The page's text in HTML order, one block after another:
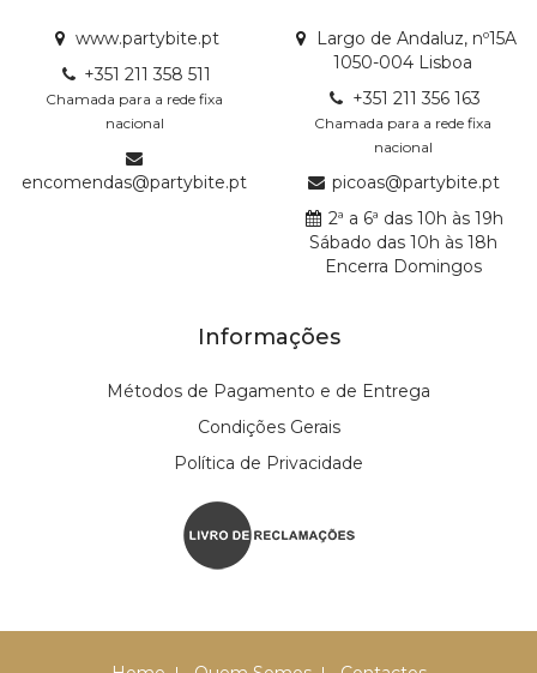
www.partybite.pt
+351 211 358 511
Chamada para a rede fixa
nacional
encomendas@partybite.pt
Largo de Andaluz, nº15A
1050-004 Lisboa
+351 211 356 163
Chamada para a rede fixa
nacional
picoas@partybite.pt
2ª a 6ª das 10h às 19h
Sábado das 10h às 18h
Encerra Domingos
Informações
Métodos de Pagamento e de Entrega
Condições Gerais
Política de Privacidade